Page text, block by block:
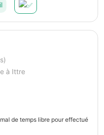
à Ittre
de temps libre pour effectué